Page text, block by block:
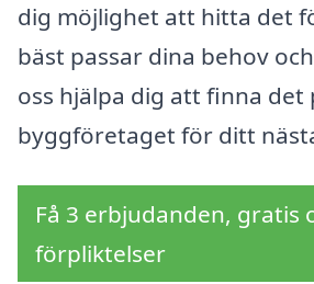
dig möjlighet att hitta det
bäst passar dina behov
oss hjälpa dig att finna det
byggföretaget för ditt
Få 3 erbjudanden, gratis
förpliktelser